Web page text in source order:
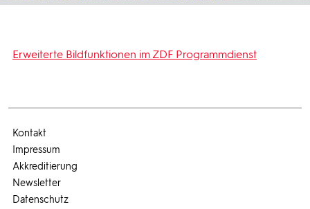
Erweiterte Bildfunktionen im ZDF Programmdienst
Kontakt
Impressum
Akkreditierung
Newsletter
Datenschutz